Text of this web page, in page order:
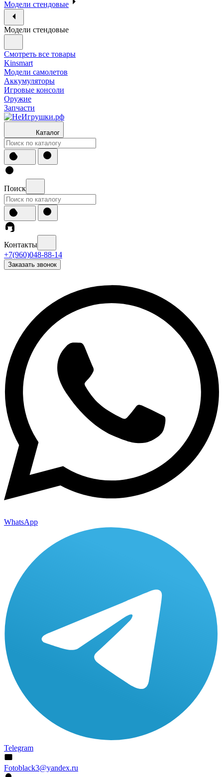
Модели стендовые
Модели стендовые
Смотреть все товары
Kinsmart
Модели самолетов
Аккумуляторы
Игровые консоли
Оружие
Запчасти
Каталог
Поиск
Контакты
+7(960)048-88-14
Заказать звонок
WhatsApp
Telegram
Fotoblack3@yandex.ru